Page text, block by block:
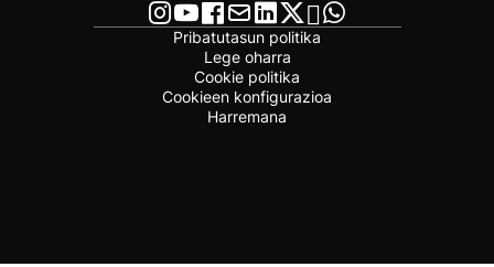
Pribatutasun politika
Lege oharra
Cookie politika
Cookieen konfigurazioa
Harremana